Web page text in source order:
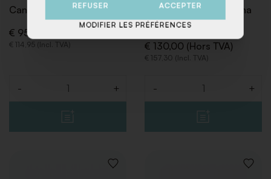
Canapé Cane Noir
€ 95,00 (Hors TVA)
€ 114,95 (Incl. TVA)
- +
Fauteuil Knoll Barcelona
Blanc
€ 130,00 (Hors TVA)
€ 157,30 (Incl. TVA)
- +
AJOUTER
REFUSER ACCEPTER
MODIFIER LES PRÉFÉRENCES